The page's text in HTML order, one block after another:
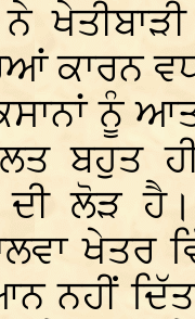
ਕਾਰਨ
ਨੂੰ
ਬਹੁਤ
ਲੋੜ ਹੈ।
ਨਹੀਂ